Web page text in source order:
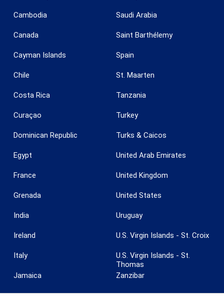
Cambodia
Canada
Cayman Islands
Chile
Costa Rica
Curaçao
Dominican Republic
Egypt
France
Grenada
India
Ireland
Italy
Jamaica
Saudi Arabia
Saint Barthélemy
Spain
St. Maarten
Tanzania
Turkey
Turks & Caicos
United Arab Emirates
United Kingdom
United States
Uruguay
U.S. Virgin Islands - St. Croix
U.S. Virgin Islands - St.
Thomas
Zanzibar